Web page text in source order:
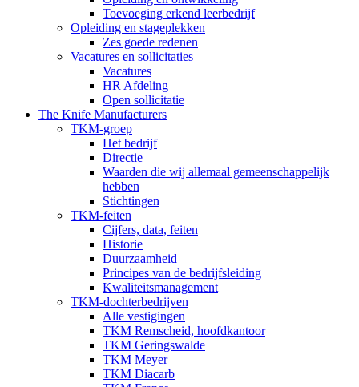
Toevoeging erkend leerbedrijf
Opleiding en stageplekken
Zes goede redenen
Vacatures en sollicitaties
Vacatures
HR Afdeling
Open sollicitatie
The Knife Manufacturers
TKM-groep
Het bedrijf
Directie
Waarden die wij allemaal gemeenschappelijk
hebben
Stichtingen
TKM-feiten
Cijfers, data, feiten
Historie
Duurzaamheid
Principes van de bedrijfsleiding
Kwaliteitsmanagement
TKM-dochterbedrijven
Alle vestigingen
TKM Remscheid, hoofdkantoor
TKM Geringswalde
TKM Meyer
TKM Diacarb